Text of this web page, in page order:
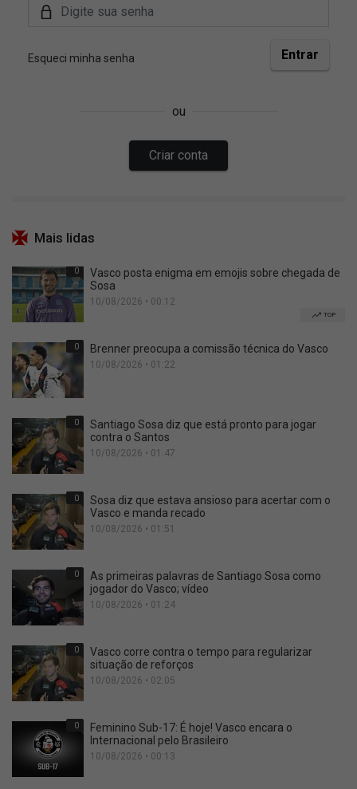
Mais lidas
0
Vasco posta enigma em emojis sobre chegada de
Sosa
10/08/2026 • 00:12
TOP
0 Brenner preocupa a comissão técnica do Vasco
10/08/2026 • 01:22
0
Santiago Sosa diz que está pronto para jogar
contra o Santos
10/08/2026 • 01:47
0
Sosa diz que estava ansioso para acertar com o
Vasco e manda recado
10/08/2026 • 01:51
0
As primeiras palavras de Santiago Sosa como
jogador do Vasco; vídeo
10/08/2026 • 01:24
0
Vasco corre contra o tempo para regularizar
situação de reforços
10/08/2026 • 02:05
0
Feminino Sub-17: É hoje! Vasco encara o
Internacional pelo Brasileiro
10/08/2026 • 00:13